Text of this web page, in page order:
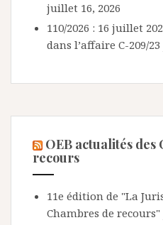
juillet 16, 2026
110/2026 : 16 juillet
dans l’affaire C-209/23
OEB actualités des
recours
11e édition de "La
Chambres de recours"